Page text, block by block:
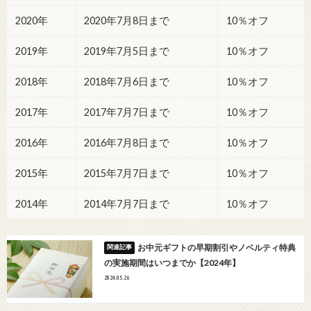
2020年 2020年7月8日まで 10％オフ
2019年 2019年7月5日まで 10％オフ
2018年 2018年7月6日まで 10％オフ
2017年 2017年7月7日まで 10％オフ
2016年 2016年7月8日まで 10％オフ
2015年 2015年7月7日まで 10％オフ
2014年 2014年7月7日まで 10％オフ
お中元ギフトの早期割引やノベルティ特典
の実施期間はいつまでか【2024年】
2024.05.26